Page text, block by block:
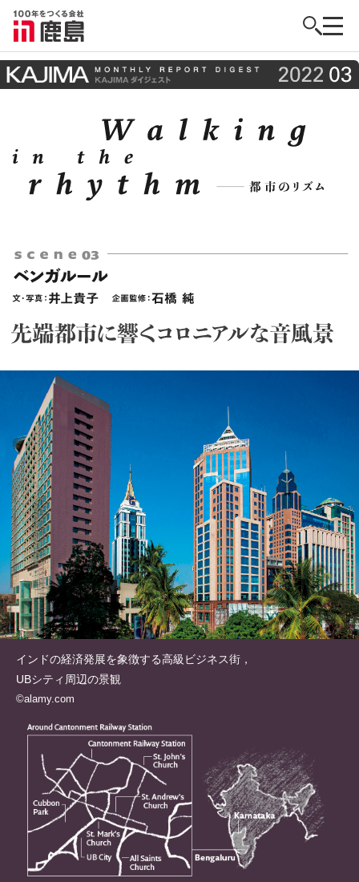
インドの経済発展を象徴する高級ビジネス街，
UBシティ周辺の景観
©alamy.com